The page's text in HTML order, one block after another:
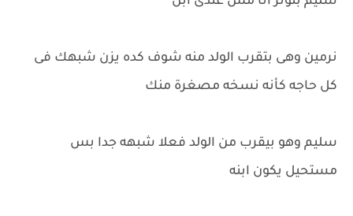
نرمين وهى بتقرب الولد منه شوف كده يزن شبهك فى
كل حاجه كأنه نسخه مصغرة منك
سليم وهو بيقرب من الولد فعلا شبهه جدا بس
مستحيل يكون ابنه